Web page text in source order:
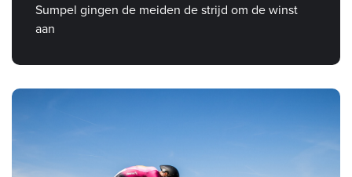
Sumpel gingen de meiden de strijd om de winst
aan